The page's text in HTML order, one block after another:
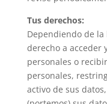
Tus derechos:
Dependiendo de
derecho a acceder
personales o
personales,
activo de sus